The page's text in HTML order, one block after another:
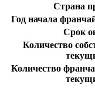
Страна
Год начала
Срок
Количество
Количество